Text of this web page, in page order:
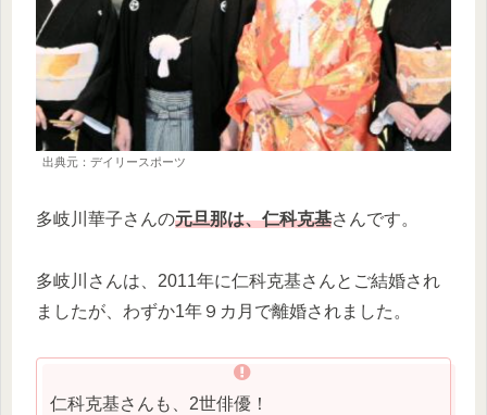
出典元：デイリースポーツ
多岐川華子さんの元旦那は、仁科克基さんです。
多岐川さんは、2011年に仁科克基さんとご結婚され
ましたが、わずか1年９カ月で離婚されました。
仁科克基さんも、2世俳優！